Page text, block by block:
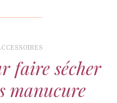
faire sécher
manucure